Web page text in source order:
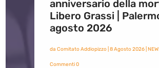
anniversario della
Libero Grassi |
agosto 2026
da Comitato Addiopizzo| 8 Agosto 2026|
Commenti 0